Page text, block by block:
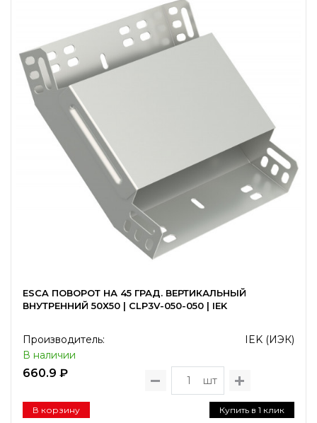
ESCA ПОВОРОТ НА 45 ГРАД. ВЕРТИКАЛЬНЫЙ
ВНУТРЕННИЙ 50Х50 | CLP3V-050-050 | IEK
Производитель:
IEK (ИЭК)
В наличии
660.9 ₽
шт
В корзину Купить в 1 клик